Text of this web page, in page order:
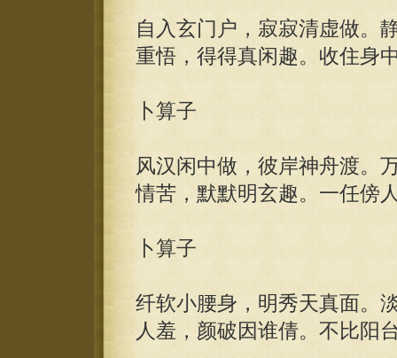
自入玄门户，寂寂清虚做。
重悟，得得真闲趣。收住身
卜算子
风汉闲中做，彼岸神舟渡。
情苦，默默明玄趣。一任傍
卜算子
纤软小腰身，明秀天真面。
人羞，颜破因谁倩。不比阳